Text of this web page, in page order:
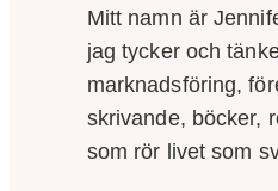
Mitt namn är
jag tycker och
marknadsföring,
skrivande, böcker,
som rör livet som